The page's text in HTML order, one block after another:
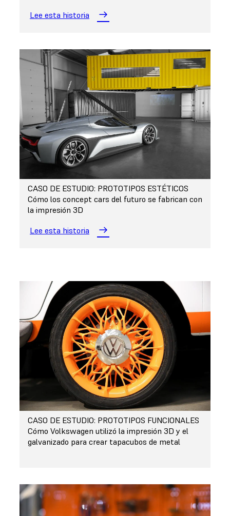
Lee esta historia
CASO DE ESTUDIO: PROTOTIPOS ESTÉTICOS
Cómo los concept cars del futuro se fabrican con
la impresión 3D
Lee esta historia
CASO DE ESTUDIO: PROTOTIPOS FUNCIONALES
Cómo Volkswagen utilizó la impresión 3D y el
galvanizado para crear tapacubos de metal